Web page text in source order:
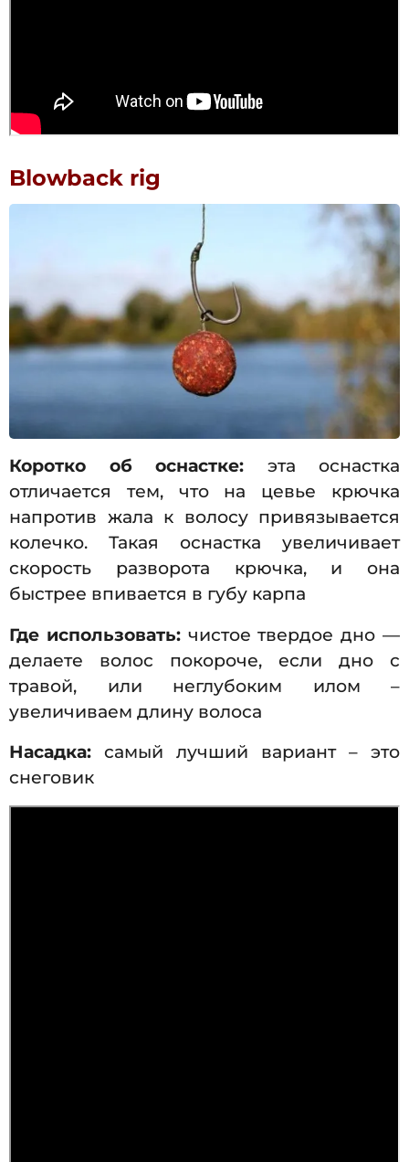
Blowback rig
Коротко об оснастке: эта оснастка
отличается тем, что на цевье крючка
напротив жала к волосу привязывается
колечко. Такая оснастка увеличивает
скорость разворота крючка, и она
быстрее впивается в губу карпа
Где использовать:чистое твердое дно —
делаете волос покороче, если дно с
травой, или неглубоким илом –
увеличиваем длину волоса
Насадка: самый лучший вариант – это
снеговик